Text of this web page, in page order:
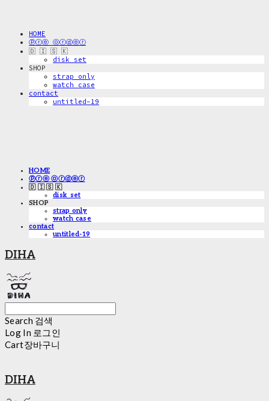
HOME
ⓟⓡⓔ ⓞⓡⓓⓔⓡ
🇩 🇮 🇸 🇰
disk_set
SHOP
strap only
watch case
contact
untitled-19
HOME
ⓟⓡⓔ ⓞⓡⓓⓔⓡ
🇩 🇮 🇸 🇰
disk_set
SHOP
strap only
watch case
contact
untitled-19
DIHA
Search 검색
Log In 로그인
Cart장바구니
DIHA